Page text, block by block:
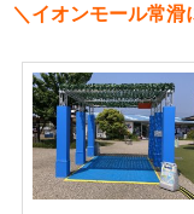
＼イオンモール常